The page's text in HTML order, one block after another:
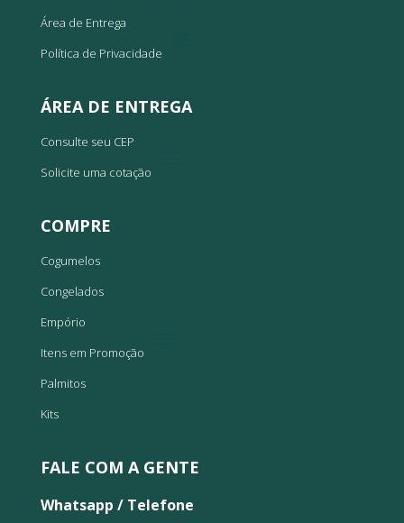
Área de Entrega
Política de Privacidade
ÁREA DE ENTREGA
Consulte seu CEP
Solicite uma cotação
COMPRE
Cogumelos
Congelados
Empório
Itens em Promoção
Palmitos
Kits
FALE COM A GENTE
Whatsapp / Telefone